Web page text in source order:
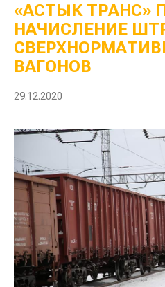
«АСТЫК ТРАНС»
НАЧИСЛЕНИЕ
ВАГОНОВ
29.12.2020